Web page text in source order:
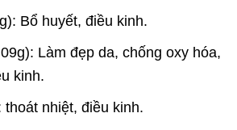
Bổ huyết, điều kinh.
Làm đẹp da, chống oxy hóa,
kinh.
thoát nhiệt, điều kinh.